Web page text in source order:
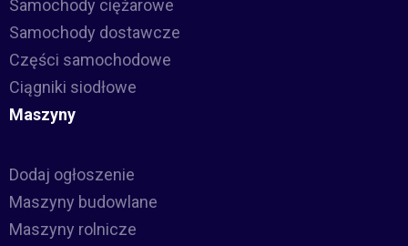
Samochody ciężarowe
Samochody dostawcze
Części samochodowe
Ciągniki siodłowe
Maszyny
Dodaj ogłoszenie
Maszyny budowlane
Maszyny rolnicze